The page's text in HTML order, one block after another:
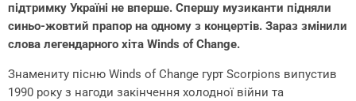
підтримку Україні не вперше. Спершу музиканти підняли
синьо-жовтий прапор на одному з концертів. Зараз змінили
слова легендарного хіта Winds of Change.
Знамениту пісню Winds of Change гурт Scorpions випустив
1990 року з нагоди закінчення холодної війни та